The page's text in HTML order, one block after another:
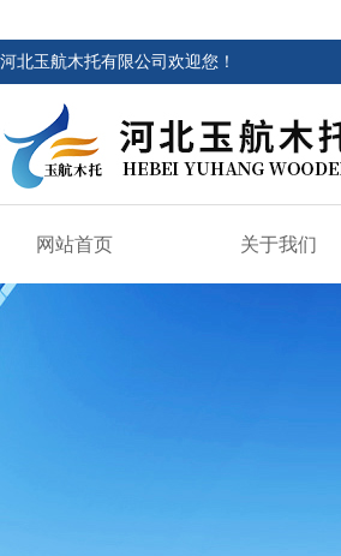
河北玉航木托有限公司欢迎您！
网站首页 关于我们